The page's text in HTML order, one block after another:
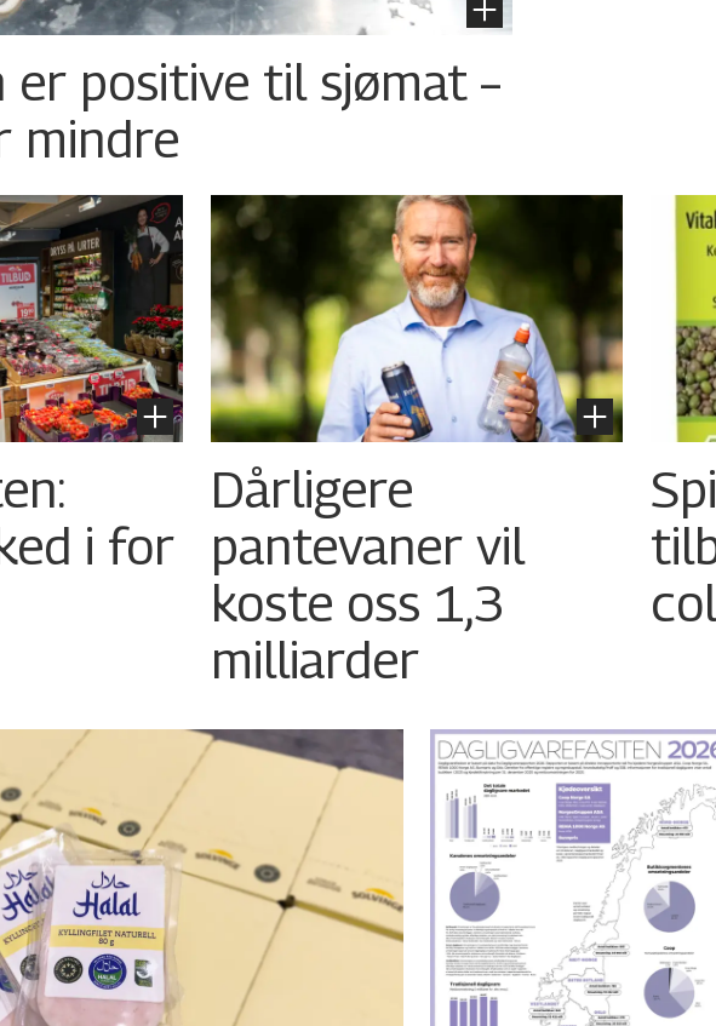
er positive til sjømat –
mindre
i for
Dårligere
pantevaner vil
koste oss 1,3
milliarder